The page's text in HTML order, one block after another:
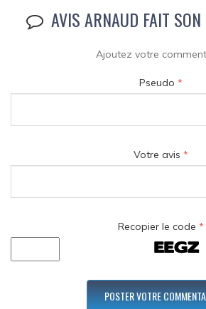
AVIS ARNAUD FAIT
Ajoutez votre
Pseudo *
Votre avis *
Recopier le code *